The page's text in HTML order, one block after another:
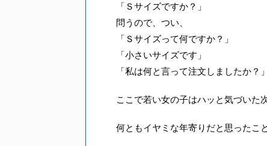
「Ｓサイズですか？」
問うので、つい、
「Ｓサイズって何ですか？」
「小さいサイズです」
「私は何と言って注文しましたか？」
ここで若い女の子はハッと気づいた次
何ともイヤミな年寄りだと思ったこ